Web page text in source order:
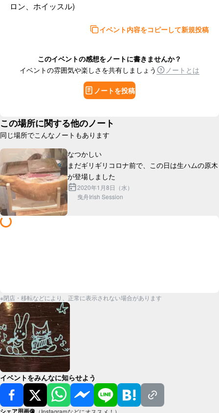
ロン、ホイッスル)
イベント内容をコピーして新規投稿
このイベントの感想をノートに書きませんか？
イベントの雰囲気や楽しさを共有しましょう
ノートとは
ノートを投稿
この場所に関する他のノート
同じ場所でこんなノートもあります
なつかしい
まだギリギリコロナ前で、この日は生ハムの原木
2020年1月8日（水）
曳舟Irish Session
※閉店・移転などにより、正常に表示されない場合があります
イベントをみんなに知らせよう
シェア用画像 （Instagramなどにオススメ！）